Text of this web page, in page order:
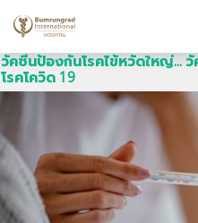
วัคซีนป้องกันโรคไข้หวัดใหญ่...
โรคโควิด 19